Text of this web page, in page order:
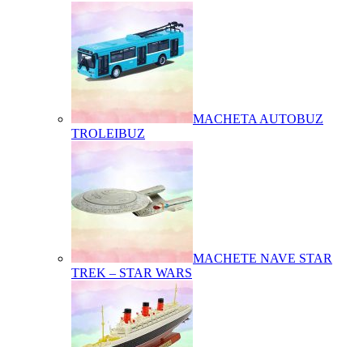
MACHETA AUTOBUZ
TROLEIBUZ
MACHETE NAVE STAR
TREK – STAR WARS